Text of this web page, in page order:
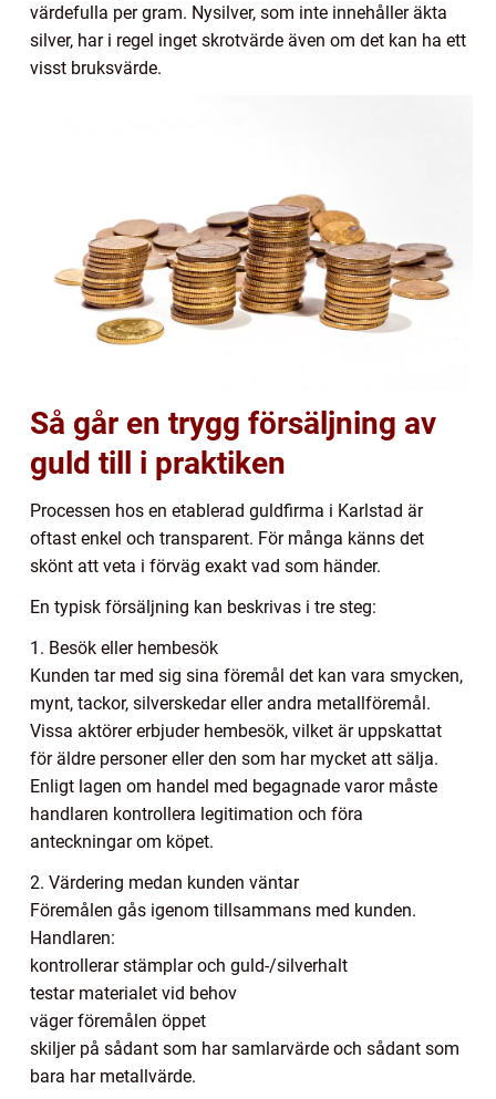
värdefulla per gram. Nysilver, som inte innehåller äkta
silver, har i regel inget skrotvärde även om det kan ha ett
visst bruksvärde.
Så går en trygg försäljning av
guld till i praktiken
Processen hos en etablerad guldfirma i Karlstad är
oftast enkel och transparent. För många känns det
skönt att veta i förväg exakt vad som händer.
En typisk försäljning kan beskrivas i tre steg:
1. Besök eller hembesök
Kunden tar med sig sina föremål det kan vara smycken,
mynt, tackor, silverskedar eller andra metallföremål.
Vissa aktörer erbjuder hembesök, vilket är uppskattat
för äldre personer eller den som har mycket att sälja.
Enligt lagen om handel med begagnade varor måste
handlaren kontrollera legitimation och föra
anteckningar om köpet.
2. Värdering medan kunden väntar
Föremålen gås igenom tillsammans med kunden.
Handlaren:
kontrollerar stämplar och guld-/silverhalt
testar materialet vid behov
väger föremålen öppet
skiljer på sådant som har samlarvärde och sådant som
bara har metallvärde.